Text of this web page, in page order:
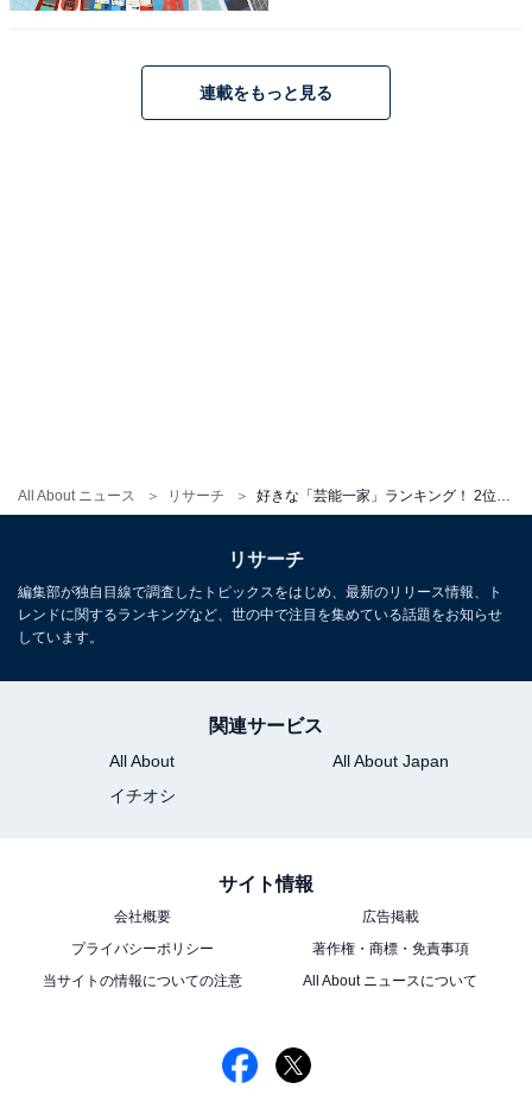
All About ニュース リサーチ
る
美男美女だと思う「芸能一家」ランキング！ 2
位は新田真剣佑＆眞栄田郷敦ら「千葉一家」、1
位は？
連載をもっと見る
リサーチ
編集部が独自目線で調査したトピックスをはじめ、最新のリリース情報、ト
レンドに関するランキングなど、世の中で注目を集めている話題をお知らせ
しています。
関連サービス
All About
All About Japan
イチオシ
サイト情報
会社概要
広告掲載
プライバシーポリシー
著作権・商標・免責事項
当サイトの情報についての注意
All About ニュースについて